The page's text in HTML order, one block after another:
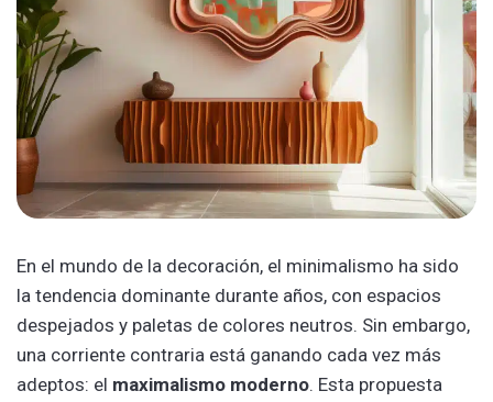
En el mundo de la decoración, el minimalismo ha sido
la tendencia dominante durante años, con espacios
despejados y paletas de colores neutros. Sin embargo,
una corriente contraria está ganando cada vez más
adeptos: el maximalismo moderno. Esta propuesta